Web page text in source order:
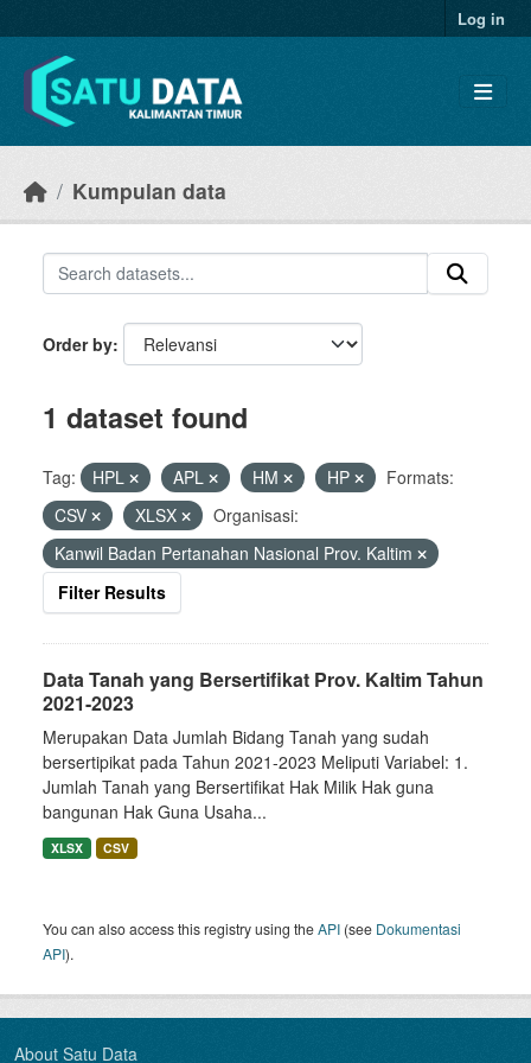
Log in
Kumpulan data
Order by
1 dataset found
Tag: HPL APL HM HP
Formats:
CSV
XLSX
Organisasi:
Kanwil Badan Pertanahan Nasional Prov. Kaltim
Filter Results
Data Tanah yang Bersertifikat Prov. Kaltim Tahun
2021-2023
Merupakan Data Jumlah Bidang Tanah yang sudah
bersertipikat pada Tahun 2021-2023 Meliputi Variabel: 1.
Jumlah Tanah yang Bersertifikat Hak Milik Hak guna
bangunan Hak Guna Usaha...
XLSX CSV
You can also access this registry using theAPI (see Dokumentasi
API).
About Satu Data